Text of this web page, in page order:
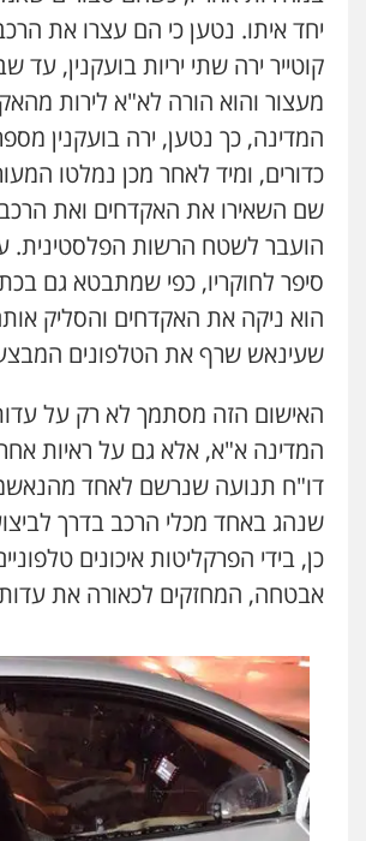
יחד איתו. נטען כי הם עצרו את
קוטייר ירה שתי יריות בועקנין, עד
מעצור והוא הורה לא"א לירות
המדינה, כך נטען, ירה בועקנין
כדורים, ומיד לאחר מכן נמלטו
שם השאירו את האקדחים ואת
הועבר לשטח הרשות הפלסטינית.
סיפר לחוקריו, כפי שמתבטא גם
הוא ניקה את האקדחים והסליק
שעינאש שרף את הטלפונים
האישום הזה מסתמך לא רק על
המדינה א"א, אלא גם על ראיות
דו"ח תנועה שנרשם לאחד
שנהג באחד מכלי הרכב בדרך
כן, בידי הפרקליטות איכונים
אבטחה, המחזקים לכאורה את